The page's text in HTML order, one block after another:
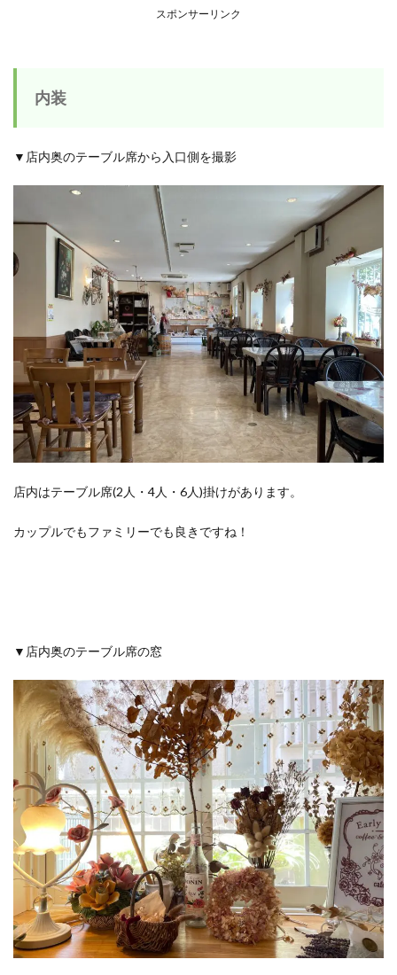
スポンサーリンク
内装
▼店内奥のテーブル席から入口側を撮影
店内はテーブル席(2人・4人・6人)掛けがあります。
カップルでもファミリーでも良きですね！
▼店内奥のテーブル席の窓